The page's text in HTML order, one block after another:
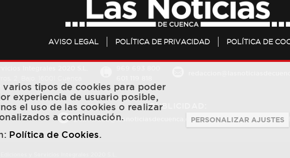
AVISO LEGAL POLÍTICA DE PRIVACIDAD POLÍTICA DE
PUBLICIDAD:
publicidad@lasnoticiasdecuenca.es 684 126 573 / 670 726
varios tipos de cookies para poder
experiencia de usuario posible,
el uso de las cookies o realizar
a continuación.
Política de Cookies.
PERSONALIZAR AJUSTES